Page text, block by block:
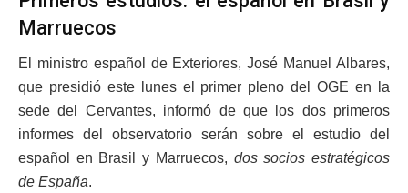
Marruecos
El ministro español de Exteriores, José Manuel Albares,
que presidió este lunes el primer pleno del OGE en la
sede del Cervantes, informó de que los dos primeros
informes del observatorio serán sobre el estudio del
español en Brasil y Marruecos, dos socios estratégicos
de España.